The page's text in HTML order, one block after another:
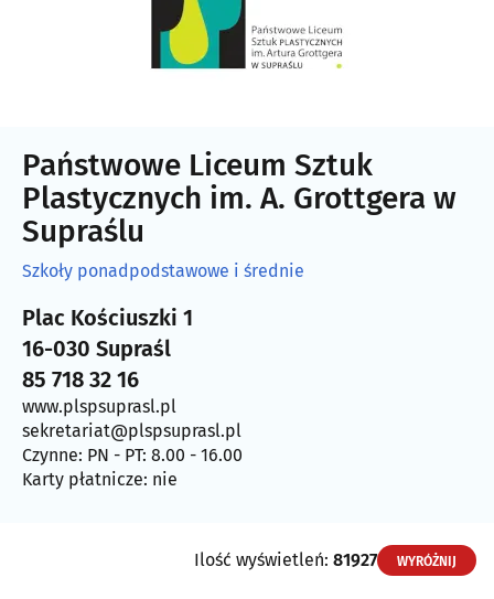
Państwowe Liceum Sztuk
Plastycznych im. A. Grottgera w
Supraślu
Szkoły ponadpodstawowe i średnie
Plac Kościuszki 1
16-030 Supraśl
85 718 32 16
www.plspsuprasl.pl
sekretariat@plspsuprasl.pl
Czynne: PN - PT: 8.00 - 16.00
Karty płatnicze: nie
Ilość wyświetleń: 81927 WYRÓŻNIJ